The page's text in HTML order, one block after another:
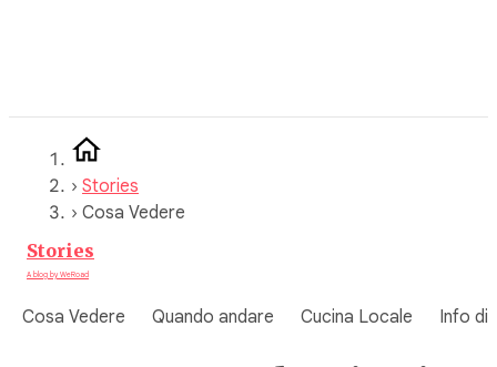
› Stories
› Cosa Vedere
Stories
A blog by WeRoad
Cosa Vedere Quando andare Cucina Locale Info di